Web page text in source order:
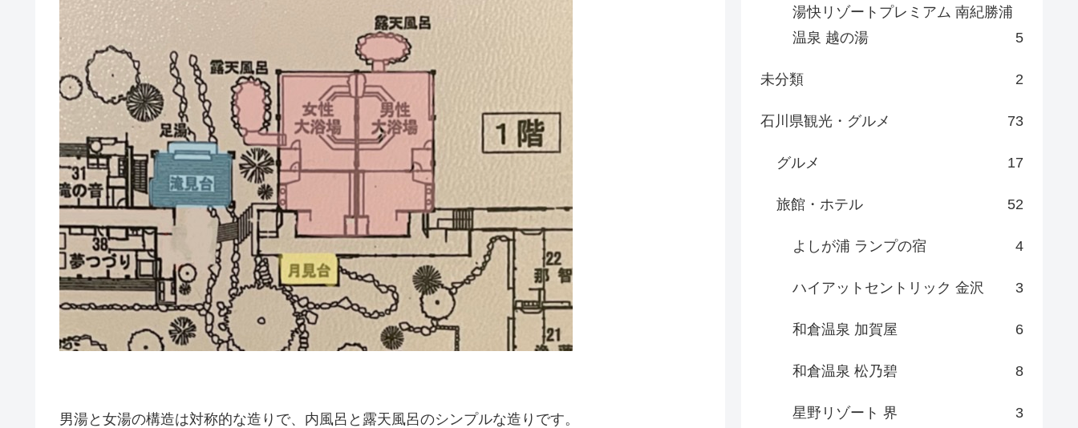
男湯と女湯の構造は対称的な造りで、内風呂と露天風呂のシンプルな造りです。
湯快リゾートプレミアム 南紀勝浦
温泉 越の湯
5
未分類 2
石川県観光・グルメ 73
グルメ 17
旅館・ホテル 52
よしが浦 ランプの宿 4
ハイアットセントリック 金沢 3
和倉温泉 加賀屋 6
和倉温泉 松乃碧 8
星野リゾート 界 3